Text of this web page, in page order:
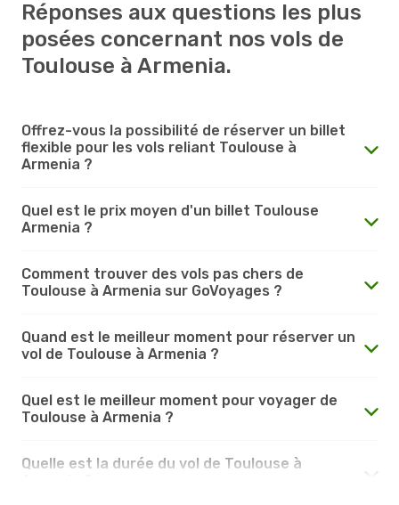
Réponses aux questions les plus
posées concernant nos vols de
Toulouse à Armenia.
Offrez-vous la possibilité de réserver un billet
flexible pour les vols reliant Toulouse à
Armenia ?
Quel est le prix moyen d'un billet Toulouse
Armenia ?
Comment trouver des vols pas chers de
Toulouse à Armenia sur GoVoyages ?
Quand est le meilleur moment pour réserver un
vol de Toulouse à Armenia ?
Quel est le meilleur moment pour voyager de
Toulouse à Armenia ?
Quelle est la durée du vol de Toulouse à